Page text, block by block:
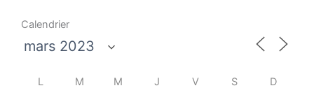
Calendrier
L M M J V S D